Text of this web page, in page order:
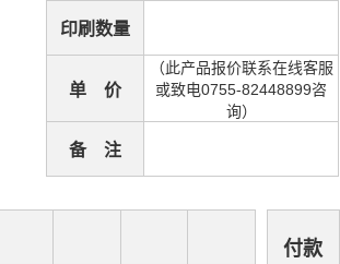
印刷数量
单 价
（此产品报价联系在线客服
或致电0755-82448899咨
询）
备 注
付款